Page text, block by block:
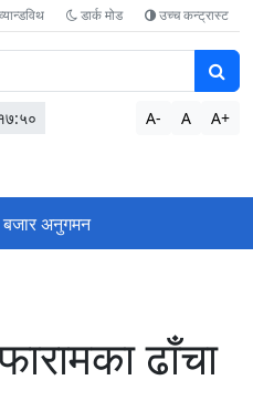
डार्क मोड उच्च कन्ट्रास्ट
A- A A+
बजार अनुगमन
ढाँचा